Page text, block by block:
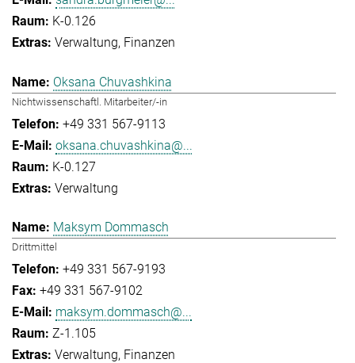
K-0.126
Verwaltung Finanzen
Oksana Chuvashkina
Nichtwissenschaftl. Mitarbeiter/-in
+49 331 567-9113
oksana.chuvashkina@...
K-0.127
Verwaltung
Maksym Dommasch
Drittmittel
+49 331 567-9193
+49 331 567-9102
maksym.dommasch@...
Z-1.105
Verwaltung Finanzen